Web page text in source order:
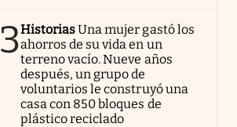
3HistoriasUna mujer gastó los
ahorros de su vida en un
terreno vacío. Nueve años
después, un grupo de
voluntarios le construyó una
casa con 850 bloques de
plástico reciclado